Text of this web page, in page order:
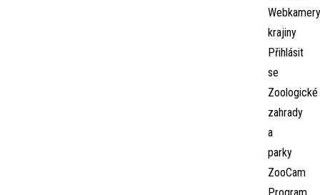
Webkamery
krajiny
Přihlásit
se
Zoologické
zahrady
a
parky
ZooCam